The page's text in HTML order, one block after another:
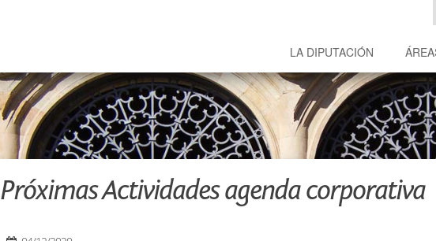
LA DIPUTACIÓN
Próximas Actividades agenda corporativa